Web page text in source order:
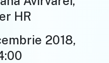
HR
2018,